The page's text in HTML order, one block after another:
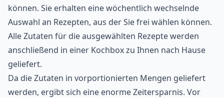
können. Sie erhalten eine wöchentlich wechselnde
Auswahl an Rezepten, aus der Sie frei wählen können.
Alle Zutaten für die ausgewählten Rezepte werden
anschließend in einer Kochbox zu Ihnen nach Hause
geliefert.
Da die Zutaten in vorportionierten Mengen geliefert
werden, ergibt sich eine enorme Zeitersparnis. Vor